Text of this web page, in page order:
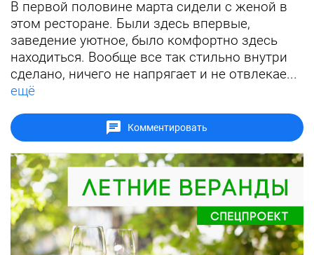
В первой половине марта сидели с женой в
этом ресторане. Были здесь впервые,
заведение уютное, было комфортно здесь
находиться. Вообще все так стильно внутри
сделано, ничего не напрягает и не отвлекае...
ещё
Комментировать